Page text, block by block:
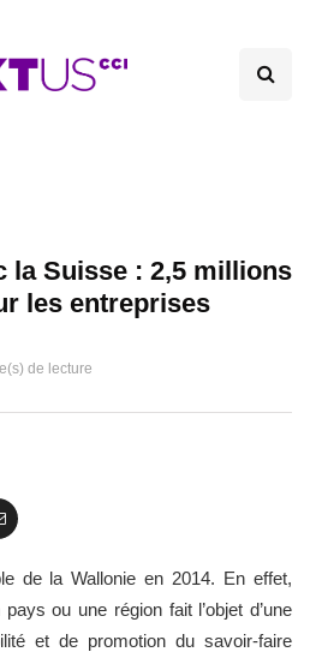
la Suisse : 2,5 millions
les entreprises
de lecture
de la Wallonie en 2014. En effet,
ou une région fait l’objet d’une
et de promotion du savoir-faire